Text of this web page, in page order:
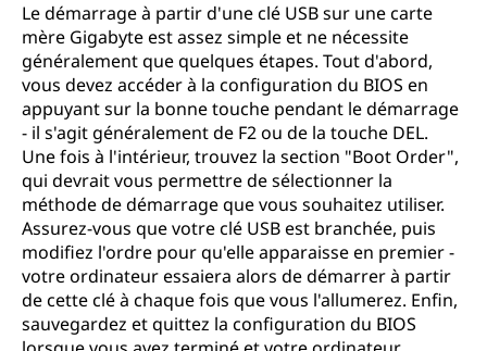
Le démarrage à partir d'une clé USB sur une carte
mère Gigabyte est assez simple et ne nécessite
généralement que quelques étapes. Tout d'abord,
vous devez accéder à la configuration du BIOS en
appuyant sur la bonne touche pendant le démarrage
- il s'agit généralement de F2 ou de la touche DEL.
Une fois à l'intérieur, trouvez la section "Boot Order",
qui devrait vous permettre de sélectionner la
méthode de démarrage que vous souhaitez utiliser.
Assurez-vous que votre clé USB est branchée, puis
modifiez l'ordre pour qu'elle apparaisse en premier -
votre ordinateur essaiera alors de démarrer à partir
de cette clé à chaque fois que vous l'allumerez. Enfin,
sauvegardez et quittez la configuration du BIOS